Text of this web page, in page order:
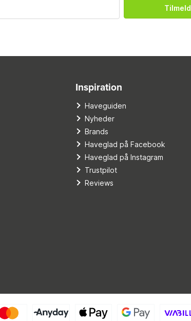
Tilmeld
Inspiration
Haveguiden
Nyheder
Brands
Haveglad på Facebook
Haveglad på Instagram
Trustpilot
Reviews